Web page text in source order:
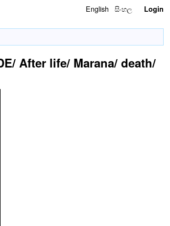
English සිංහල Login
After life/ Marana/ death/